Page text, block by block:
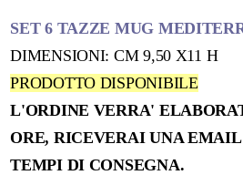
SET 6 TAZZE MUG
DIMENSIONI: CM 9,50 X11 H
PRODOTTO DISPONIBILE
L'ORDINE VERRA'
ORE, RICEVERAI UNA
TEMPI DI CONSEGNA.